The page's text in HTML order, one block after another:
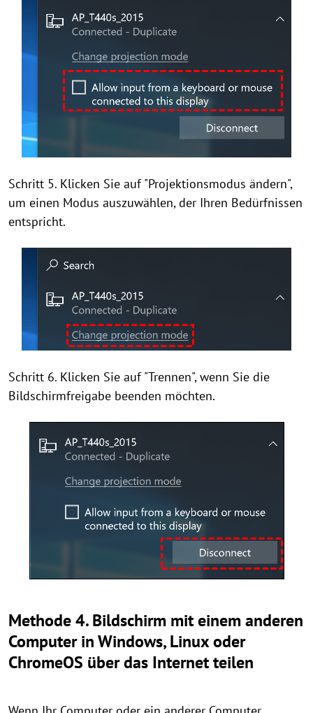
Schritt 5. Klicken Sie auf "Projektionsmodus ändern",
um einen Modus auszuwählen, der Ihren Bedürfnissen
entspricht.
Schritt 6. Klicken Sie auf "Trennen", wenn Sie die
Bildschirmfreigabe beenden möchten.
Methode 4. Bildschirm mit einem anderen
Computer in Windows, Linux oder
ChromeOS über das Internet teilen